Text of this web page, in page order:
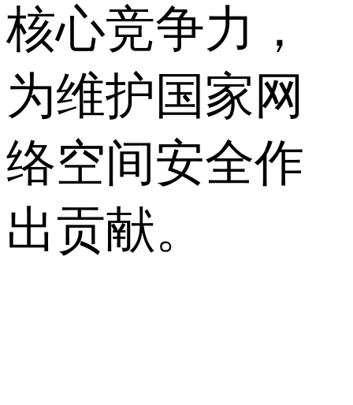
核心竞争力，
为维护国家网
络空间安全作
出贡献。